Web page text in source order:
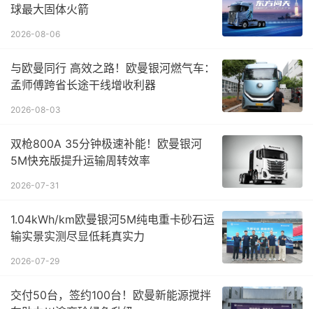
球最大固体火箭
2026-08-06
与欧曼同行 高效之路！欧曼银河燃气车：
孟师傅跨省长途干线增收利器
2026-08-03
双枪800A 35分钟极速补能！欧曼银河
5M快充版提升运输周转效率
2026-07-31
1.04kWh/km欧曼银河5M纯电重卡砂石运
输实景实测尽显低耗真实力
2026-07-29
交付50台，签约100台！欧曼新能源搅拌